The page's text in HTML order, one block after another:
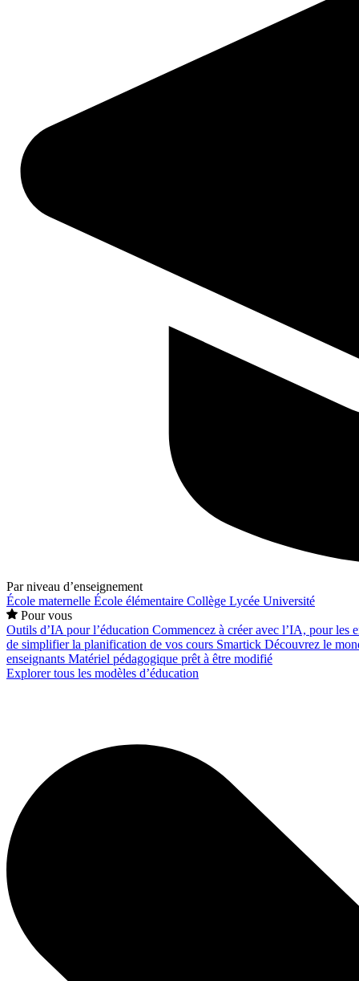
Par niveau d’enseignement
École maternelle École élémentaire Collège Lycée Université
Pour vous
Outils d’IA pour l’éducation Commencez à créer avec l’IA, pour les
de simplifier la planification de vos cours Smartick Découvrez le
enseignants Matériel pédagogique prêt à être modifié
Explorer tous les modèles d’éducation